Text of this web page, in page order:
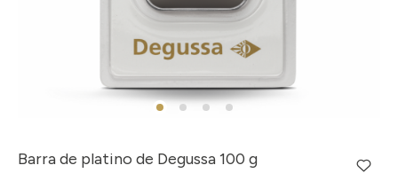
Barra de platino de Degussa 100 g